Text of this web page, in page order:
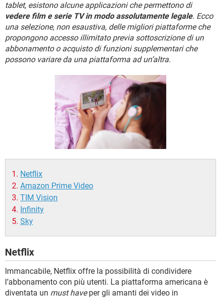
HARDWARE
INSTAGRAM WHATSAPP
TIKTOK FACEBOOK
HARDWARE
iOS WINDOWS 10
INSTAGRAM WHATSAPP
TIKTOK FACEBOOK
HARDWARE
tablet, esistono alcune applicazioni che permettono di
vedere film e serie TV in modo assolutamente legale. Ecco
una selezione, non esaustiva, delle migliori piattaforme che
propongono accesso illimitato previa sottoscrizione di un
abbonamento o acquisto di funzioni supplementari che
possono variare da una piattaforma ad un’altra.
Netflix
Amazon Prime Video
TIM Vision
Infinity
Sky
Netflix
Immancabile, Netflix offre la possibilità di condividere
l’abbonamento con più utenti. La piattaforma americana è
diventata un must haveper gli amanti dei video in